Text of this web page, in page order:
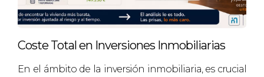
proyectado a largo plazo. Hoy en día, Javier
no solo ha recuperado su inversión inicial
sino que también ha visto un aumento
Coste Total en Inversiones Inmobiliarias
En el ámbito de la inversión inmobiliaria, es crucial